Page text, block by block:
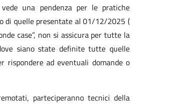
una pendenza per le pratiche
di quelle presentate al 01/12/2025 (
case”, non si assicura per tutte la
siano state definite tutte quelle
rispondere ad eventuali domande o
parteciperanno tecnici della